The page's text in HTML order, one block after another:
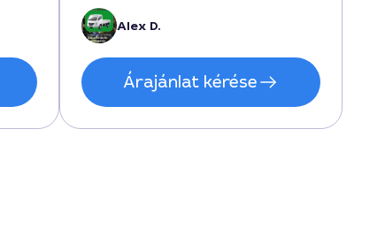
végeredmény sima felület és élénk
színek. 3 nap alatt befejeztük a
projektet, a költség 52000 forint
volt, és az Alex nevezetű
szakemberrel dolgoztunk, aki a
szakértelmével nagyon
megkönnyítette a folyamatot.
Alex D.
Árajánlat kérése